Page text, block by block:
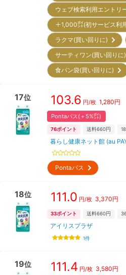
ウェブ検索利用エント
＋1,000㌽(初サービス
ラクマ(買い回りに)
サーティワン(買い回り
食パン袋(買い回りに)
17位 103.6 円/枚 1,280円
Pontaパス(＋5%㌽)
76ポイント 送料660円 18
暮らし健康ネット館 (au
Pontaパス
18位 111.0 円/枚 3,370円
33ポイント 送料660円
アイリスプラザ
1件
19位 111.4 円/枚 3,580円